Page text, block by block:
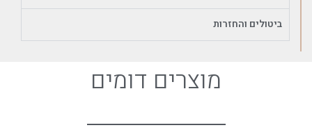
ביטולים והחזרות
מוצרים דומים